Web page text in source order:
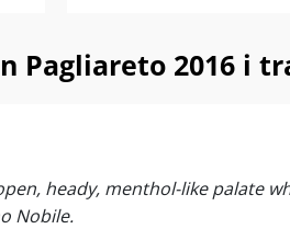
Pagliareto 2016 i
heady, menthol-like palate
Nobile.